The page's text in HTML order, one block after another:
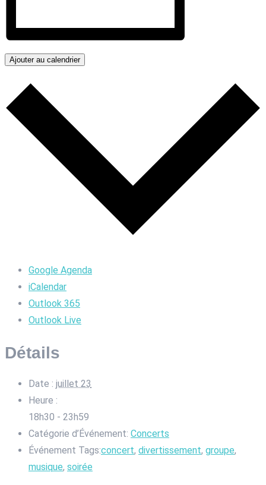
Ajouter au calendrier
Google Agenda
iCalendar
Outlook 365
Outlook Live
Détails
Date : juillet 23
Heure :
18h30 - 23h59
Catégorie d’Événement: Concerts
Événement Tags:concert, divertissement, groupe,
musique, soirée